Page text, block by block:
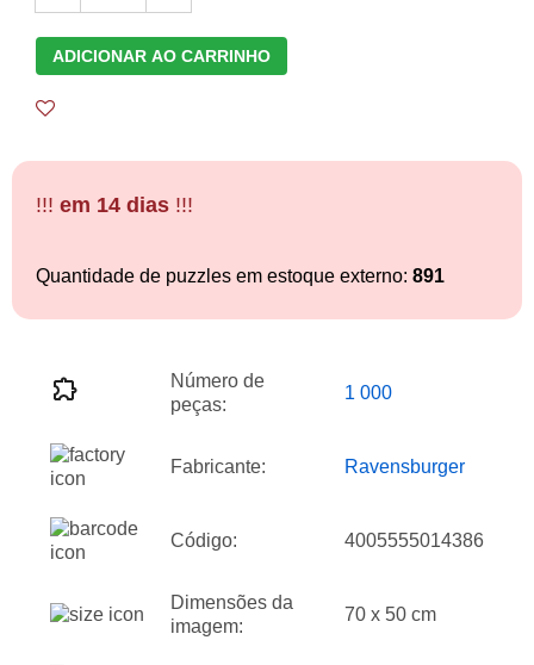
ADICIONAR AO CARRINHO
!!! em 14 dias !!!
Quantidade de puzzles em estoque externo: 891
Número de
peças:
1 000
Fabricante: Ravensburger
Código: 4005555014386
Dimensões da
imagem:
70 x 50 cm